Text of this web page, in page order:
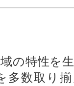
の特性を
多数取り